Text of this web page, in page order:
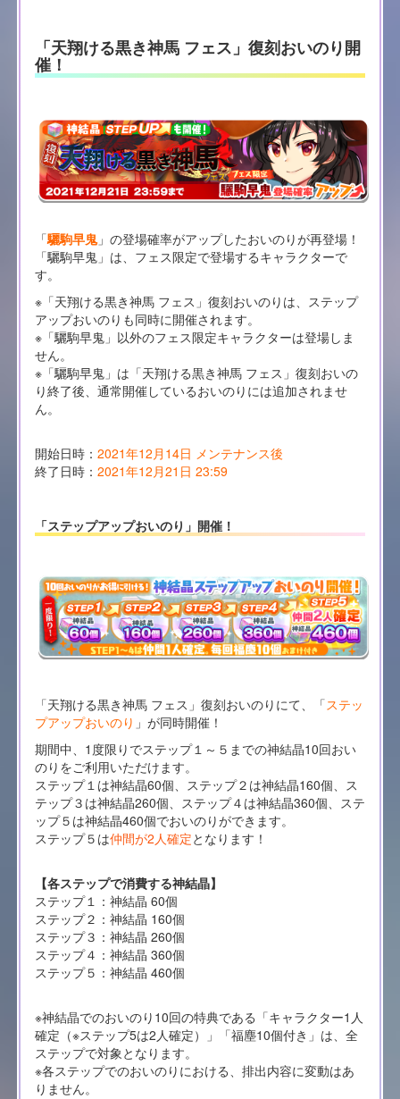
「天翔ける黒き神馬 フェス」復刻おいのり開
催！
「驪駒早鬼」の登場確率がアップしたおいのりが再登場！
「驪駒早鬼」は、フェス限定で登場するキャラクターで
す。
※「天翔ける黒き神馬 フェス」復刻おいのりは、ステップ
アップおいのりも同時に開催されます。
※「驪駒早鬼」以外のフェス限定キャラクターは登場しま
せん。
※「驪駒早鬼」は「天翔ける黒き神馬 フェス」復刻おいの
り終了後、通常開催しているおいのりには追加されませ
ん。
開始日時： 2021年12月14日 メンテナンス後
終了日時： 2021年12月21日 23:59
「ステップアップおいのり」開催！
「天翔ける黒き神馬 フェス」復刻おいのりにて、「ステッ
プアップおいのり 」が同時開催！
期間中、1度限りでステップ１～５までの神結晶10回おい
のりをご利用いただけます。
ステップ１は神結晶60個、ステップ２は神結晶160個、ス
テップ３は神結晶260個、ステップ４は神結晶360個、ステ
ップ５は神結晶460個でおいのりができます。
ステップ５は仲間が2人確定となります！
【各ステップで消費する神結晶】
ステップ１：神結晶 60個
ステップ２：神結晶 160個
ステップ３：神結晶 260個
ステップ４：神結晶 360個
ステップ５：神結晶 460個
※神結晶でのおいのり10回の特典である「キャラクター1人
確定（※ステップ5は2人確定）」「福塵10個付き」は、全
ステップで対象となります。
※各ステップでのおいのりにおける、排出内容に変動はあ
りません。